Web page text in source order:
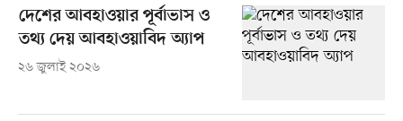
দেশের আবহাওয়ার পূর্বাভাস ও
তথ্য দেয় আবহাওয়াবিদ অ্যাপ
২৬ জুলাই ২০২৬